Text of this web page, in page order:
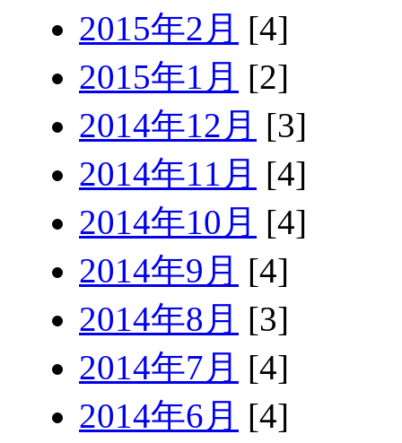
2015年2月 [4]
2015年1月 [2]
2014年12月 [3]
2014年11月 [4]
2014年10月 [4]
2014年9月 [4]
2014年8月 [3]
2014年7月 [4]
2014年6月 [4]